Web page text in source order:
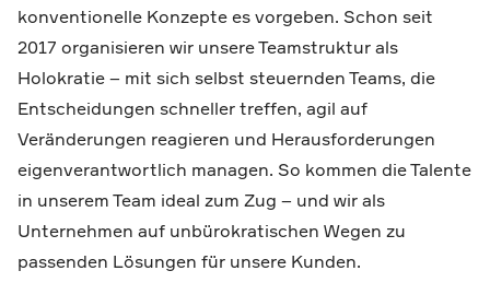
konventionelle Konzepte es vorgeben. Schon seit
2017 organisieren wir unsere Teamstruktur als
Holokratie – mit sich selbst steuernden Teams, die
Entscheidungen schneller treffen, agil auf
Veränderungen reagieren und Herausforderungen
eigenverantwortlich managen. So kommen die Talente
in unserem Team ideal zum Zug – und wir als
Unternehmen auf unbürokratischen Wegen zu
passenden Lösungen für unsere Kunden.